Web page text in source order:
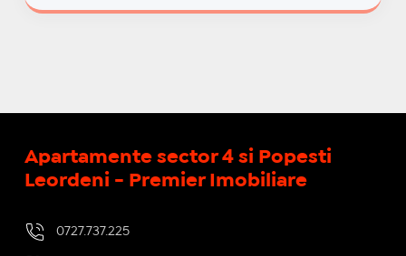
Apartamente sector 4 si Popesti
Leordeni - Premier Imobiliare
0727.737.225